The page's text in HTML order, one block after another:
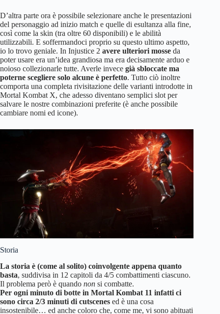
D’altra parte ora è possibile selezionare anche le presentazioni
del personaggio ad inizio match e quelle di esultanza alla fine,
così come la skin (tra oltre 60 disponibili) e le abilità
utilizzabili. E soffermandoci proprio su questo ultimo aspetto,
io lo trovo geniale. In Injustice 2 avere ulteriori mosse da
poter usare era un’idea grandiosa ma era decisamente arduo e
noioso collezionarle tutte. Averle invece già sbloccate ma
poterne scegliere solo alcune è perfetto. Tutto ciò inoltre
comporta una completa rivisitazione delle varianti introdotte in
Mortal Kombat X, che adesso diventano semplici slot per
salvare le nostre combinazioni preferite (è anche possibile
cambiare nomi ed icone).
Storia
La storia è (come al solito) coinvolgente appena quanto
basta, suddivisa in 12 capitoli da 4/5 combattimenti ciascuno.
Il problema però è quando non si combatte.
Per ogni minuto di botte in Mortal Kombat 11 infatti ci
sono circa 2/3 minuti di cutscenes ed è una cosa
insostenibile… ed anche coloro che, come me, vi sono abituati